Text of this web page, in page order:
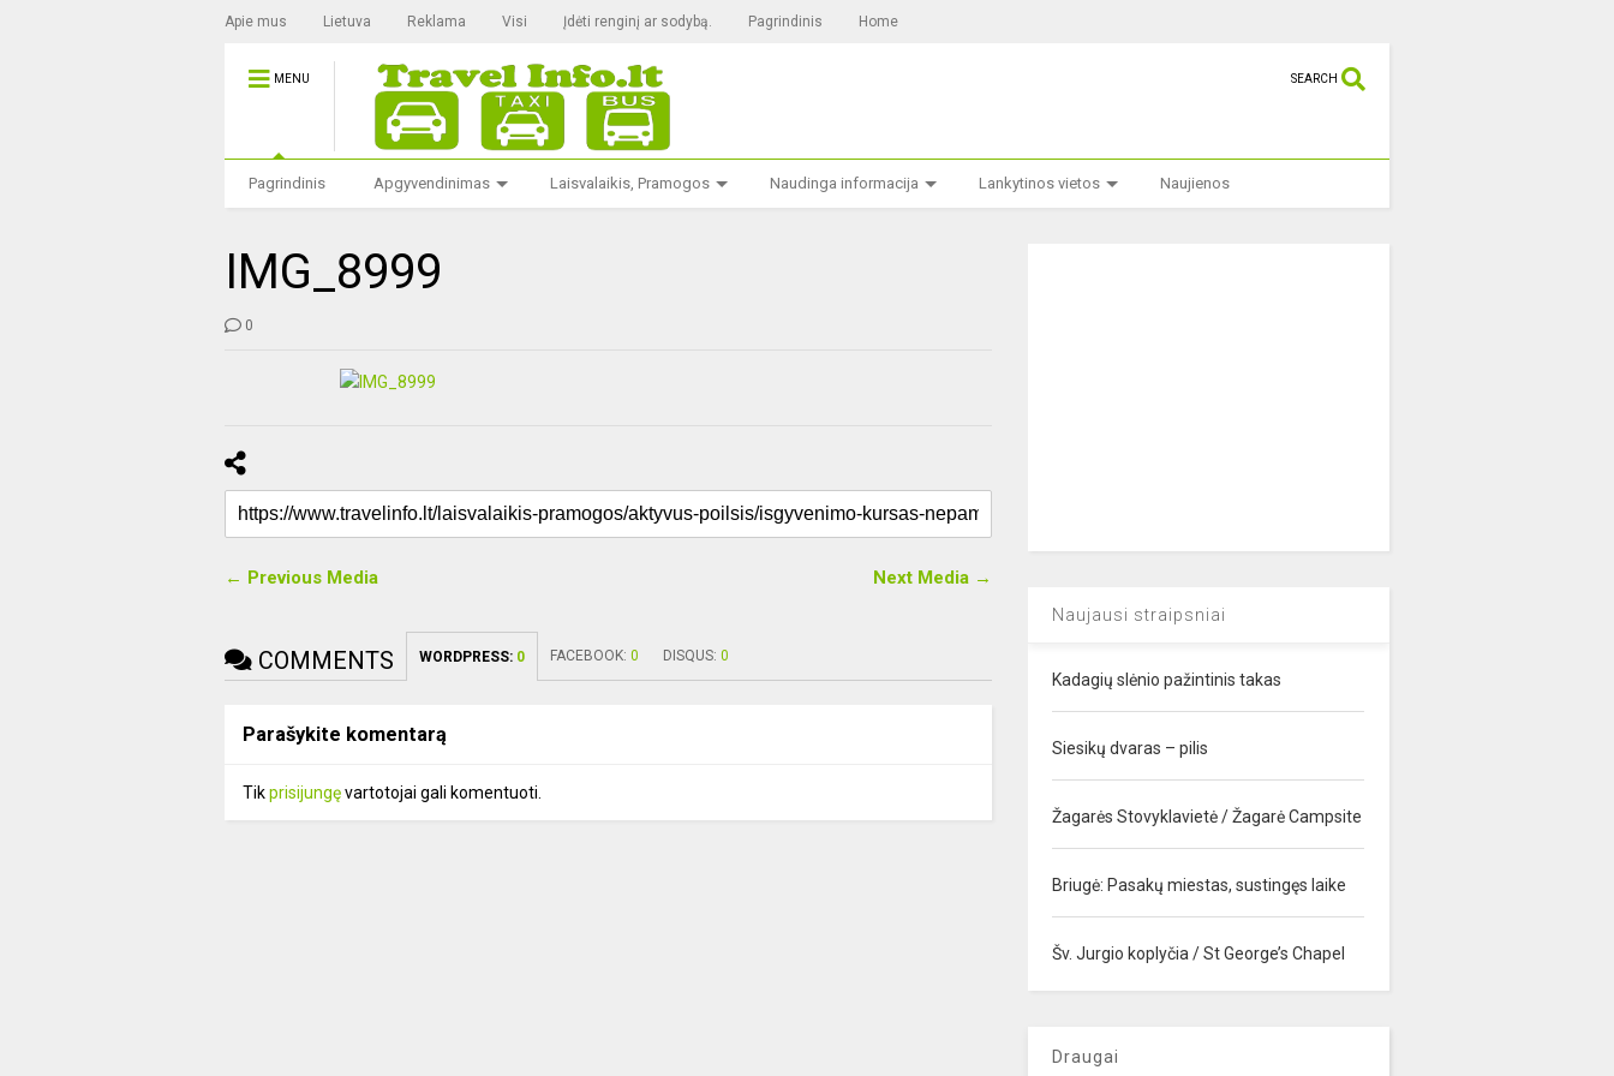
Apie mus Lietuva Reklama Visi Įdėti renginį ar sodybą. Pagrindinis Home
MENU SEARCH
Pagrindinis Apgyvendinimas Laisvalaikis, Pramogos Naudinga informacija Lankytinos vietos Naujienos
IMG_8999
0
← Previous Media Next Media →
COMMENTS WORDPRESS: 0 FACEBOOK: 0 DISQUS: 0
Parašykite komentarą
Tikprisijungęvartotojai gali komentuoti.
Naujausi straipsniai
Kadagių slėnio pažintinis takas
Siesikų dvaras – pilis
Žagarės Stovyklavietė / Žagarė Campsite
Briugė: Pasakų miestas, sustingęs laike
Šv. Jurgio koplyčia / St George’s Chapel
Draugai